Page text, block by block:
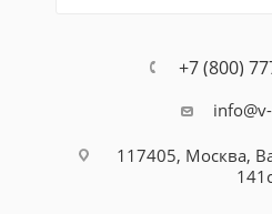
+7 (800)
117405, Москва,